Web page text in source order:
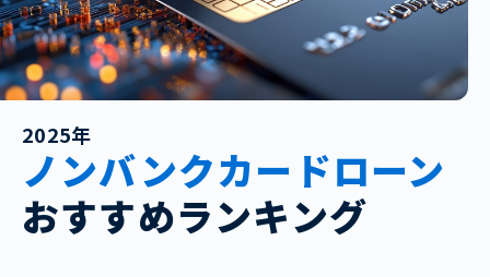
2025年
ノンバンクカードローン
おすすめランキング